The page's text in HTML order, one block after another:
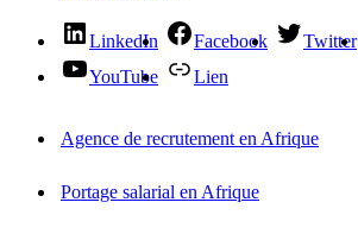
LinkedIn Facebook Twitter
YouTube
Lien
Agence de recrutement en Afrique
Portage salarial en Afrique